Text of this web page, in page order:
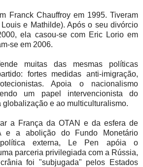
Franck Chauffroy em 1995. Tiveram
e Mathilde). Após o seu divórcio
ela casou-se com Eric Lorio em
se em 2006.
muitas das mesmas políticas
fortes medidas anti-imigração,
Apoia o nacionalismo
um papel intervencionista do
globalização e ao multiculturalismo.
a França da OTAN e da esfera de
e a abolição do Fundo Monetário
política externa, Le Pen apóia o
parceria privilegiada com a Rússia,
foi "subjugada" pelos Estados